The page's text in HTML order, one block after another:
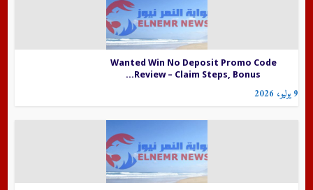
Wanted Win No Deposit Promo Code
Review – Claim Steps, Bonus...
9 يوليو، 2026